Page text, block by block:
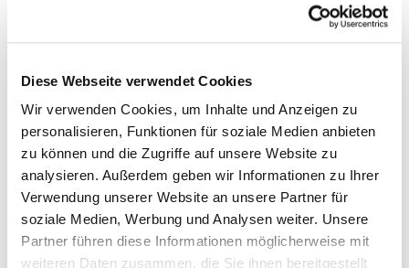
Diese Webseite verwendet Cookies
Wir verwenden Cookies, um Inhalte und Anzeigen zu
personalisieren, Funktionen für soziale Medien anbieten
zu können und die Zugriffe auf unsere Website zu
analysieren. Außerdem geben wir Informationen zu Ihrer
Verwendung unserer Website an unsere Partner für
soziale Medien, Werbung und Analysen weiter. Unsere
Partner führen diese Informationen möglicherweise mit
weiteren Daten zusammen, die Sie ihnen bereitgestellt
In Physik erzielte Nikolai Hermann, vom AHS des
Schulvereins Kreuzschwestern in Linz, mit dem Thema
„Untersuchung der Umwandlung von Sonnen- in